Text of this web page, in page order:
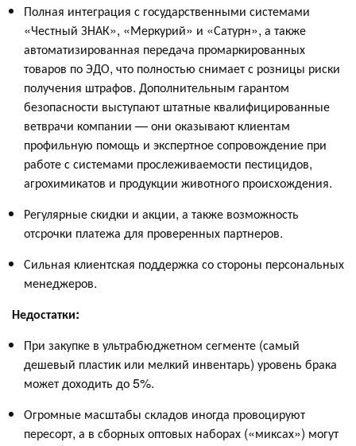
Полная интеграция с государственными системами
«Честный ЗНАК», «Меркурий» и «Сатурн», а также
автоматизированная передача промаркированных
товаров по ЭДО, что полностью снимает с розницы риски
получения штрафов. Дополнительным гарантом
безопасности выступают штатные квалифицированные
ветврачи компании — они оказывают клиентам
профильную помощь и экспертное сопровождение при
работе с системами прослеживаемости пестицидов,
агрохимикатов и продукции животного происхождения.
Регулярные скидки и акции, а также возможность
отсрочки платежа для проверенных партнеров.
Сильная клиентская поддержка со стороны персональных
менеджеров.
Недостатки:
При закупке в ультрабюджетном сегменте (самый
дешевый пластик или мелкий инвентарь) уровень брака
может доходить до 5%.
Огромные масштабы складов иногда провоцируют
пересорт, а в сборных оптовых наборах («миксах») могут